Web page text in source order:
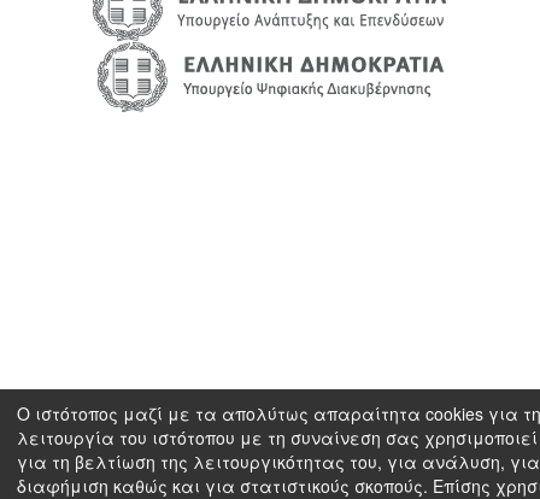
Ο ιστότοπος μαζί με τα απολύτως απαραίτητα cookies για
λειτουργία του ιστότοπου με τη συναίνεση σας
για τη βελτίωση της λειτουργικότητας του, για ανάλυση, για
διαφήμιση καθώς και για στατιστικούς σκοπούς. Επίσης